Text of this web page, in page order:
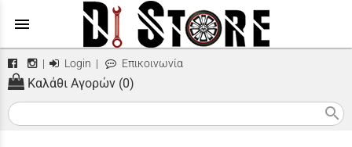
menu
| Login | Επικοινωνία
Καλάθι Αγορών (0)
search